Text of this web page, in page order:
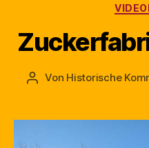
Beitragsautor
Von Historische